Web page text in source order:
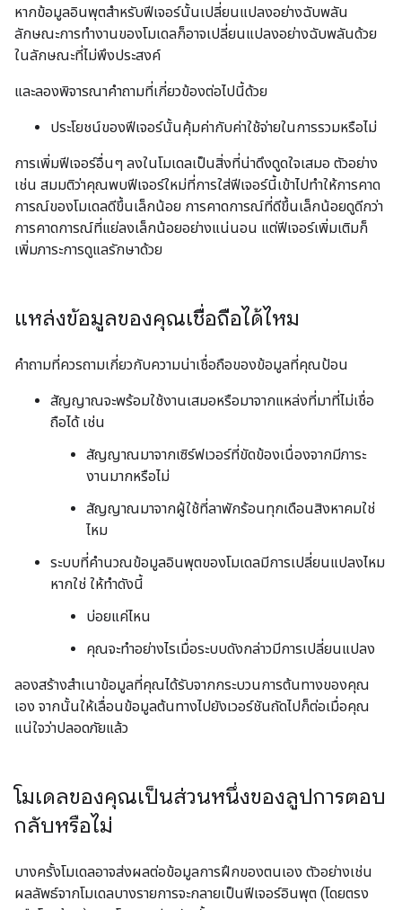
หากข้อมูลอินพุตสำหรับฟีเจอร์นั้นเปลี่ยนแปลงอย่างฉับพลัน
ลักษณะการทํางานของโมเดลก็อาจเปลี่ยนแปลงอย่างฉับพลันด้วย
ในลักษณะที่ไม่พึงประสงค์
และลองพิจารณาคำถามที่เกี่ยวข้องต่อไปนี้ด้วย
ประโยชน์ของฟีเจอร์นั้นคุ้มค่ากับค่าใช้จ่ายในการรวมหรือไม่
การเพิ่มฟีเจอร์อื่นๆ ลงในโมเดลเป็นสิ่งที่น่าดึงดูดใจเสมอ ตัวอย่าง
เช่น สมมติว่าคุณพบฟีเจอร์ใหม่ที่การใส่ฟีเจอร์นี้เข้าไปทําให้การคาด
การณ์ของโมเดลดีขึ้นเล็กน้อย การคาดการณ์ที่ดีขึ้นเล็กน้อยดูดีกว่า
การคาดการณ์ที่แย่ลงเล็กน้อยอย่างแน่นอน แต่ฟีเจอร์เพิ่มเติมก็
เพิ่มภาระการดูแลรักษาด้วย
แหล่งข้อมูลของคุณเชื่อถือได้ไหม
คำถามที่ควรถามเกี่ยวกับความน่าเชื่อถือของข้อมูลที่คุณป้อน
สัญญาณจะพร้อมใช้งานเสมอหรือมาจากแหล่งที่มาที่ไม่เชื่อ
ถือได้ เช่น
สัญญาณมาจากเซิร์ฟเวอร์ที่ขัดข้องเนื่องจากมีภาระ
งานมากหรือไม่
สัญญาณมาจากผู้ใช้ที่ลาพักร้อนทุกเดือนสิงหาคมใช่
ไหม
ระบบที่คำนวณข้อมูลอินพุตของโมเดลมีการเปลี่ยนแปลงไหม
หากใช่ ให้ทำดังนี้
บ่อยแค่ไหน
คุณจะทำอย่างไรเมื่อระบบดังกล่าวมีการเปลี่ยนแปลง
ลองสร้างสําเนาข้อมูลที่คุณได้รับจากกระบวนการต้นทางของคุณ
เอง จากนั้นให้เลื่อนข้อมูลต้นทางไปยังเวอร์ชันถัดไปก็ต่อเมื่อคุณ
แน่ใจว่าปลอดภัยแล้ว
โมเดลของคุณเป็นส่วนหนึ่งของลูปการตอบ
กลับหรือไม่
บางครั้งโมเดลอาจส่งผลต่อข้อมูลการฝึกของตนเอง ตัวอย่างเช่น
ผลลัพธ์จากโมเดลบางรายการจะกลายเป็นฟีเจอร์อินพุต (โดยตรง